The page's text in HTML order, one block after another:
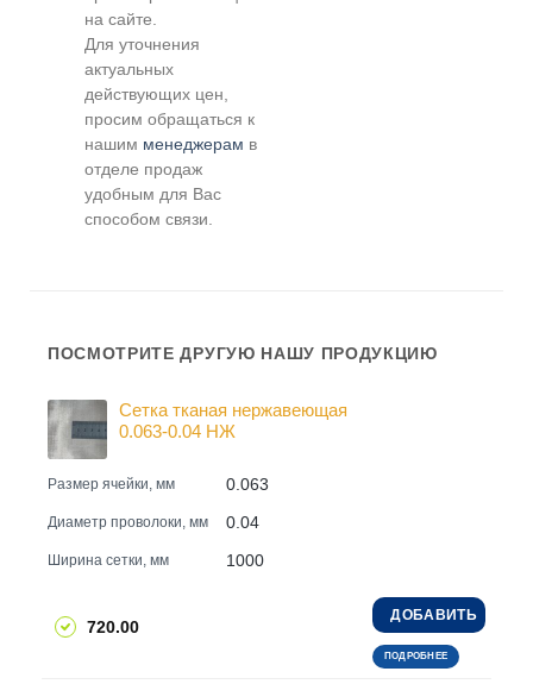
на сайте.
Для уточнения
актуальных
действующих цен,
просим обращаться к
нашим менеджерам в
отделе продаж
удобным для Вас
способом связи.
ПОСМОТРИТЕ ДРУГУЮ НАШУ ПРОДУКЦИЮ
Сетка тканая нержавеющая
0.063-0.04 НЖ
Размер ячейки, мм 0.063
Диаметр проволоки, мм 0.04
Ширина сетки, мм 1000
720.00
ДОБАВИТЬ
ПОДРОБНЕЕ